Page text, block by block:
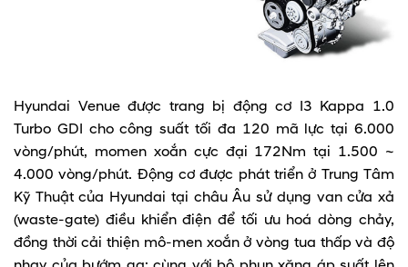
Hyundai Venue được trang bị động cơ I3 Kappa 1.0
Turbo GDI cho công suất tối đa 120 mã lực tại 6.000
vòng/phút, momen xoắn cực đại 172Nm tại 1.500 ~
4.000 vòng/phút. Động cơ được phát triển ở Trung Tâm
Kỹ Thuật của Hyundai tại châu Âu sử dụng van cửa xả
(waste-gate) điều khiển điện để tối ưu hoá dòng chảy,
đồng thời cải thiện mô-men xoắn ở vòng tua thấp và độ